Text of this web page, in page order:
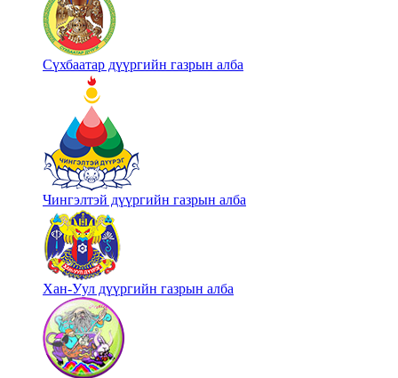
Сүхбаатар дүүргийн газрын алба
Чингэлтэй дүүргийн газрын алба
Хан-Уул дүүргийн газрын алба